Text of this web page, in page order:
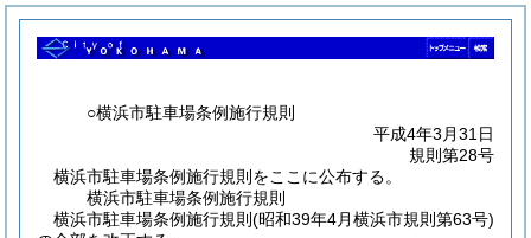
○横浜市駐車場条例施行規則
平成4年3月31日
規則第28号
横浜市駐車場条例施行規則をここに公布する。
横浜市駐車場条例施行規則
横浜市駐車場条例施行規則(昭和39年4月横浜市規則第63号)